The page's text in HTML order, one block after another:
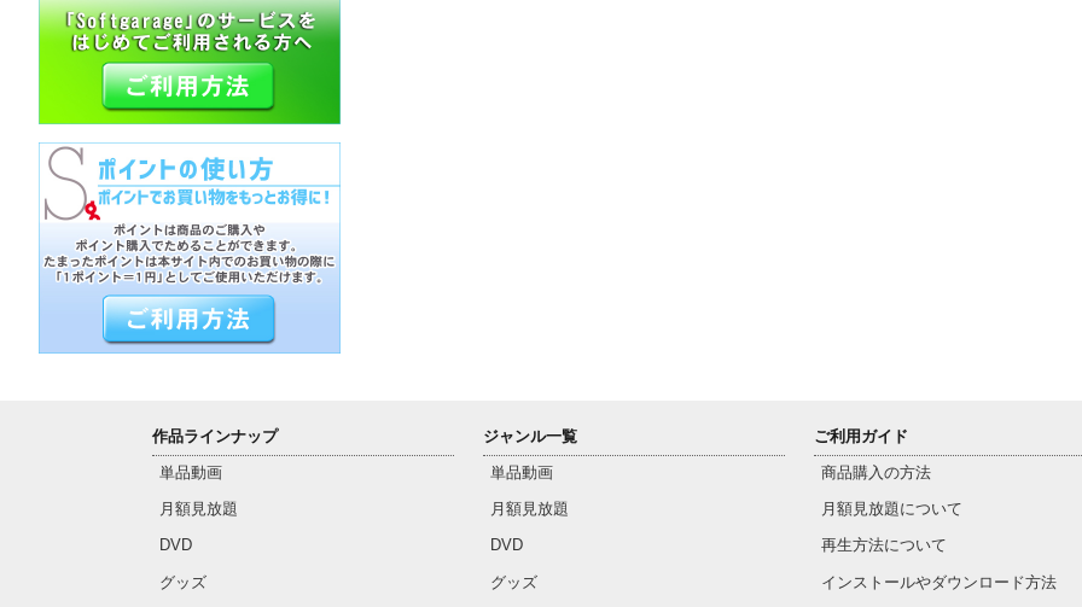
作品ラインナップ
単品動画
月額見放題
DVD
グッズ
ジャンル一覧
単品動画
月額見放題
DVD
グッズ
ご利用ガイド
商品購入の方法
月額見放題について
再生方法について
インストールやダウンロード方法